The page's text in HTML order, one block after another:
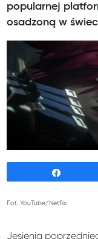
popularnej
osadzoną w
Fot. YouTube/Netflix
Jesienią